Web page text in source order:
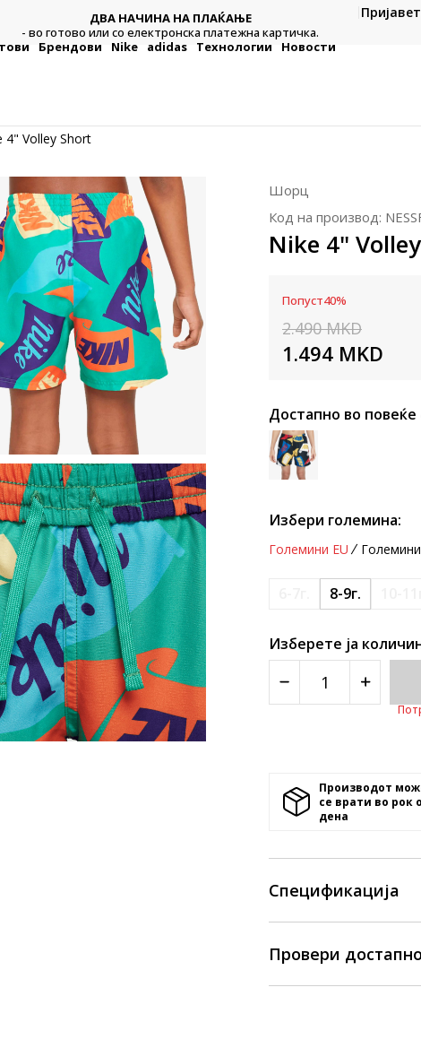
ДВА НАЧИНА НА ПЛАЌАЊЕ
- во готово или со електронска платежна картичка.
Платете со
Брендови Nike adidas Технологии Новости
4" Volley Short
Шорц
Код на производ:
Nike 4"
Попуст40%
2.490 MKD
1.494 MKD
Достапно во повеќе
Избери големина:
Големини EU Големини
8-9г.
Изберете ја
Производот
се врати во рок
денa
Спецификација
Провери